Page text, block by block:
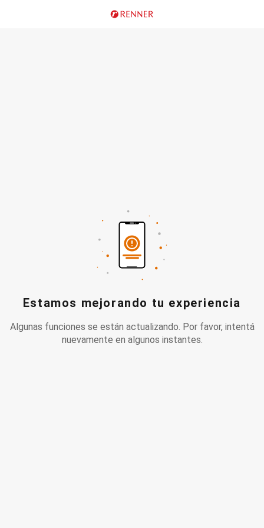
Estamos mejorando tu experiencia
Algunas funciones se están actualizando. Por favor, intentá
nuevamente en algunos instantes.